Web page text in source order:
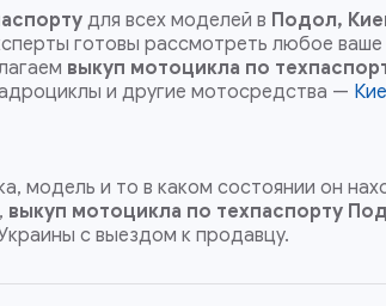
для всех моделей в Подол,
готовы рассмотреть любое
выкуп мотоцикла по
и другие мотосредства —
модель и то в каком состоянии он
выкуп мотоцикла по техпаспорту
с выездом к продавцу.